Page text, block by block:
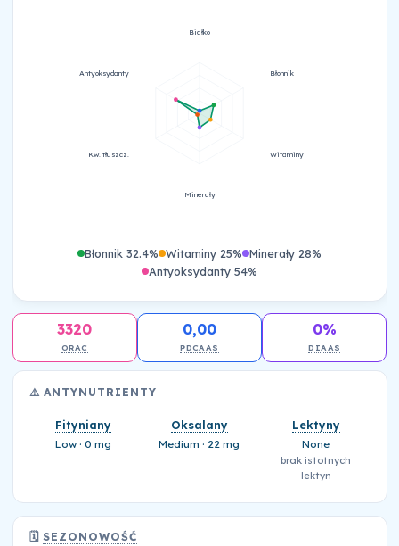
Białko
Błonnik
Witaminy
Minerały
Kw. tłuszcz.
Antyoksydanty
Błonnik 32.4% Witaminy 25% Minerały 28%
Antyoksydanty 54%
3320
ORAC
0,00
PDCAAS
0%
DIAAS
⚠️ ANTYNUTRIENTY
Fityniany
Low · 0 mg
Oksalany
Medium · 22 mg
Lektyny
None
brak istotnych
lektyn
🗓️SEZONOWOŚĆ